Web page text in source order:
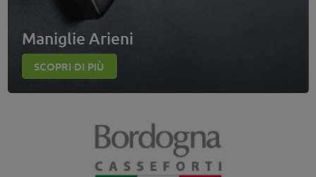
Maniglie Arieni
SCOPRI DI PIÙ